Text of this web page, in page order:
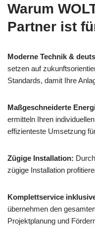
Warum
Partner ist
Moderne Technik &
setzen auf
Standards, damit Ihre
Maßgeschneiderte
ermitteln Ihren
effizienteste Umsetzung
Zügige Installation:
zügige Installation
Komplettservice
übernehmen den
Projektplanung und